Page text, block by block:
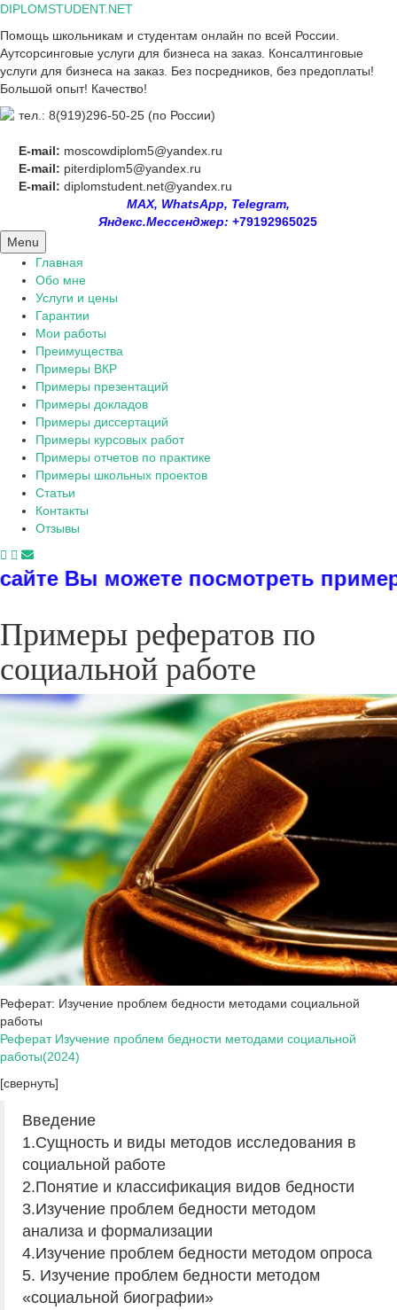
Skip
content
DIPLOMSTUDENT.NET
Помощь школьникам и студентам онлайн по всей России.
Аутсорсинговые услуги для бизнеса на заказ. Консалтинговые
услуги для бизнеса на заказ. Без посредников, без предоплаты!
Большой опыт! Качество!
тел.: 8(919)296-50-25 (по России)
E-mail: moscowdiplom5@yandex.ru
E-mail: piterdiplom5@yandex.ru
E-mail: diplomstudent.net@yandex.ru
MAX, WhatsApp, Telegram,
Яндекс.Мессенджер: +79192965025
Menu
Главная
Обо мне
Услуги и цены
Гарантии
Мои работы
Преимущества
Примеры ВКР
Примеры презентаций
Примеры докладов
Примеры диссертаций
Примеры курсовых работ
Примеры отчетов по практике
Примеры школьных проектов
Статьи
Контакты
Отзывы
примеры диссертаций,
Примеры рефератов по
социальной работе
Реферат: Изучение проблем бедности методами социальной
работы
Реферат Изучение проблем бедности методами социальной
работы(2024)
[свернуть]
Введение
1.Сущность и виды методов исследования в
социальной работе
2.Понятие и классификация видов бедности
3.Изучение проблем бедности методом
анализа и формализации
4.Изучение проблем бедности методом опроса
5. Изучение проблем бедности методом
«социальной биографии»